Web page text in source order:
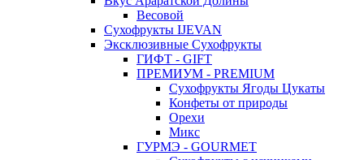
Весовой
Сухофрукты IJEVAN
Эксклюзивные Сухофрукты
ГИФТ - GIFT
ПРЕМИУМ - PREMIUM
Сухофрукты Ягоды Цукаты
Конфеты от природы
Орехи
Микс
ГУРМЭ - GOURMET